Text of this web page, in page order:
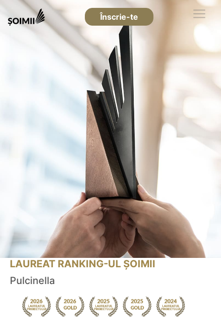
Înscrie-te
LAUREAT RANKING-UL ȘOIMII
Pulcinella